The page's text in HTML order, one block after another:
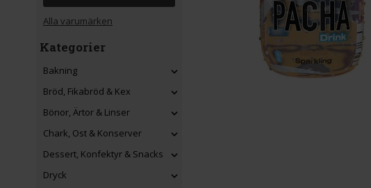
Alla varumärken
Kategorier
Bakning
Bröd, Fikabröd & Kex
Bönor, Ärtor & Linser
Chark, Ost & Konserver
Dessert, Konfektyr & Snacks
Dryck